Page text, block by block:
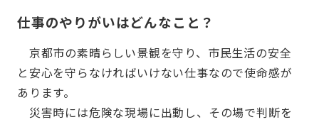
仕事のやりがいはどんなこと？
京都市の素晴らしい景観を守り、市民生活の安全
と安心を守らなければいけない仕事なので使命感が
あります。
災害時には危険な現場に出動し、その場で判断を